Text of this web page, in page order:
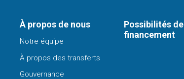
À propos de nous
Notre équipe
À propos des transferts
Gouvernance
Possibilités de
financement